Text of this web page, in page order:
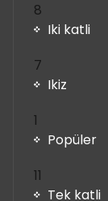
8
ürün
Iki katli
7
ürün
Ikiz
1
ürün
Popüler
11
ürün
Tek katli